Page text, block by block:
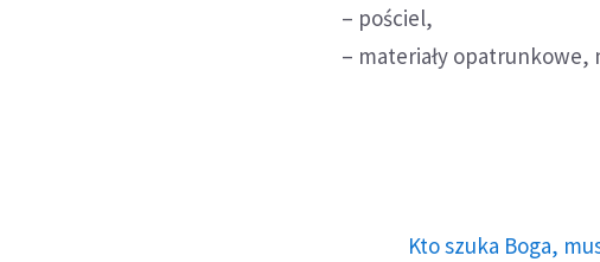
– pościel,
– materiały
Kto szuka Boga,